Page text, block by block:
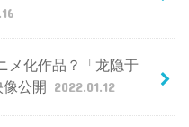
メ化作品？「龙隐于
公開 2022.01.12